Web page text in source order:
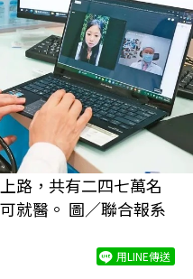
路，共有二四七萬名
就醫。 圖／聯合報系
用LINE傳送